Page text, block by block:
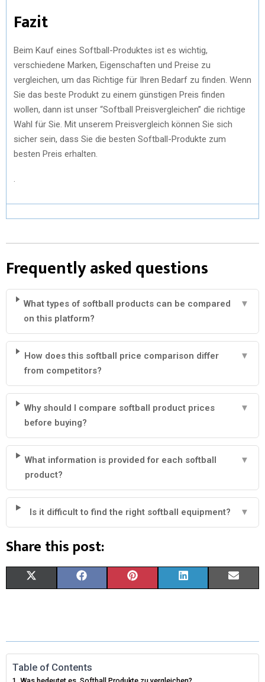
Fazit
Beim Kauf eines Softball-Produktes ist es wichtig,
verschiedene Marken, Eigenschaften und Preise zu
vergleichen, um das Richtige für Ihren Bedarf zu finden. Wenn
Sie das beste Produkt zu einem günstigen Preis finden
wollen, dann ist unser “Softball Preisvergleichen” die richtige
Wahl für Sie. Mit unserem Preisvergleich können Sie sich
sicher sein, dass Sie die besten Softball-Produkte zum
besten Preis erhalten.
Frequently asked questions
What types of softball products can be compared
on this platform?
▼
How does this softball price comparison differ
from competitors?
▼
Why should I compare softball product prices
before buying?
▼
What information is provided for each softball
product?
▼
Is it difficult to find the right softball equipment? ▼
Share this post:
W E T K I
Table of Contents
Was bedeutet es, Softball Produkte zu vergleichen?